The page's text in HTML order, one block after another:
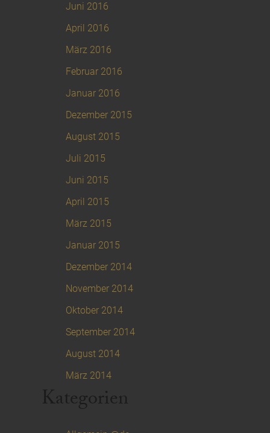
Juni 2016
April 2016
März 2016
Februar 2016
Januar 2016
Dezember 2015
August 2015
Juli 2015
Juni 2015
April 2015
März 2015
Januar 2015
Dezember 2014
November 2014
Oktober 2014
September 2014
August 2014
März 2014
Kategorien